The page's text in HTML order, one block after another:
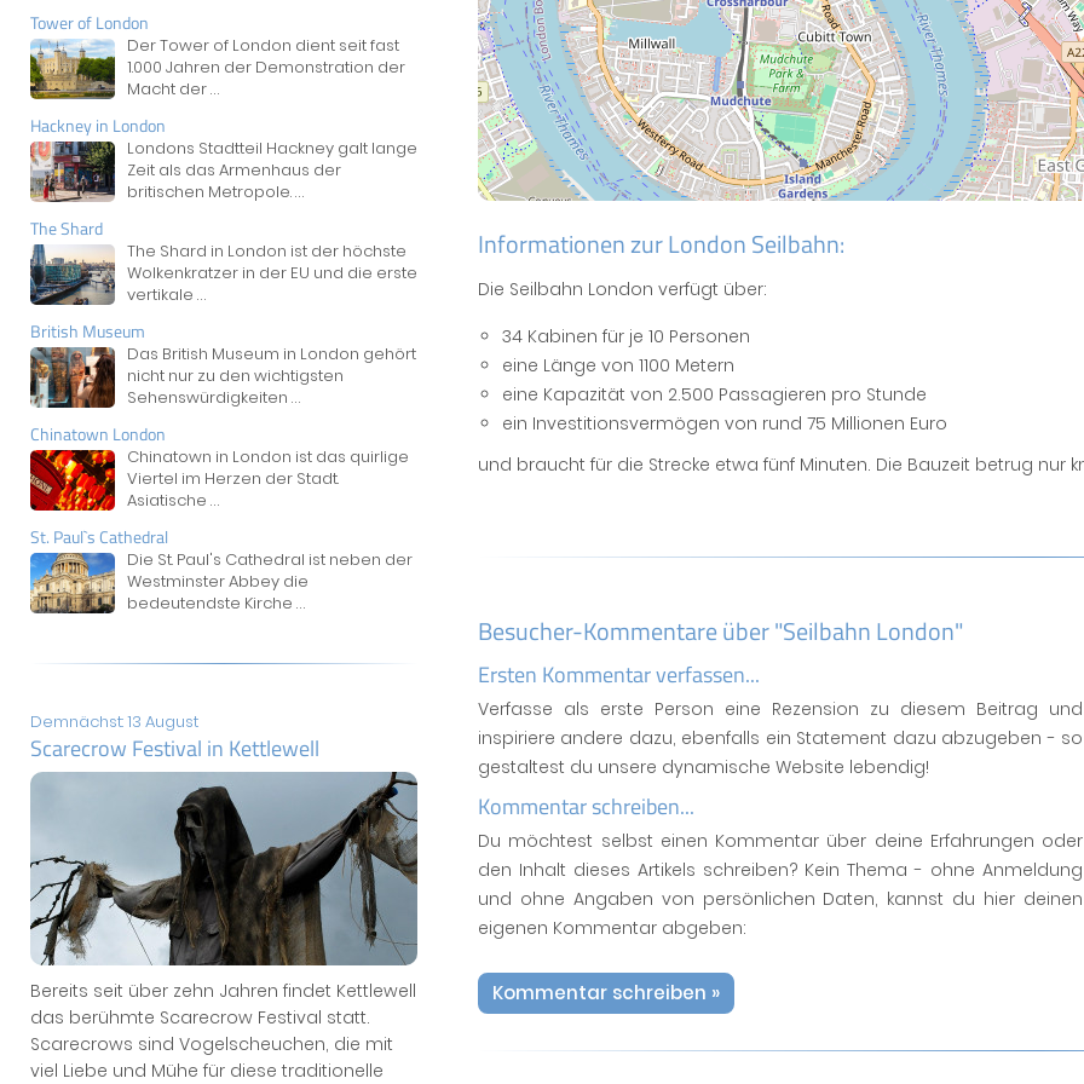
Tower of London
Der Tower of London dient seit fast
1.000 Jahren der Demonstration der
Macht der...
Hackney in London
Londons Stadtteil Hackney galt lange
Zeit als das Armenhaus der
britischen Metropole....
The Shard
The Shard in London ist der höchste
Wolkenkratzer in der EU und die erste
vertikale ...
British Museum
Das British Museum in London gehört
nicht nur zu den wichtigsten
Sehenswürdigkeiten ...
Chinatown London
Chinatown in London ist das quirlige
Viertel im Herzen der Stadt.
Asiatische ...
St. Paul`s Cathedral
Die St. Paul's Cathedral ist neben der
Westminster Abbey die
bedeutendste Kirche ...
Demnächst: 13 August
Scarecrow Festival in Kettlewell
Bereits seit über zehn Jahren findet Kettlewell
das berühmte Scarecrow Festival statt.
Scarecrows sind Vogelscheuchen, die mit
viel Liebe und Mühe für diese traditionelle
Informationen zur London Seilbahn:
Die Seilbahn London verfügt über:
34 Kabinen für je 10 Personen
eine Länge von 1100 Metern
eine Kapazität von 2.500 Passagieren pro Stunde
ein Investitionsvermögen von rund 75 Millionen Euro
und braucht für die Strecke etwa fünf Minuten. Die Bauzeit betrug nur
Besucher-Kommentare über "Seilbahn London"
Ersten Kommentar verfassen...
Verfasse als erste Person eine Rezension zu diesem Beitrag und
inspiriere andere dazu, ebenfalls ein Statement dazu abzugeben - so
gestaltest du unsere dynamische Website lebendig!
Kommentar schreiben...
Du möchtest selbst einen Kommentar über deine Erfahrungen oder
den Inhalt dieses Artikels schreiben? Kein Thema - ohne Anmeldung
und ohne Angaben von persönlichen Daten, kannst du hier deinen
eigenen Kommentar abgeben:
Kommentar schreiben »